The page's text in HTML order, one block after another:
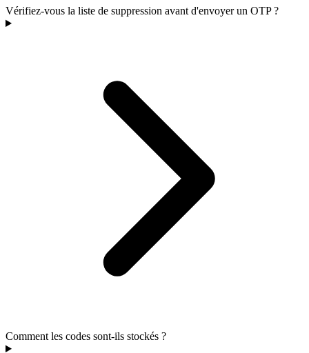
Vérifiez-vous la liste de suppression avant d'envoyer un OTP ?
Comment les codes sont-ils stockés ?